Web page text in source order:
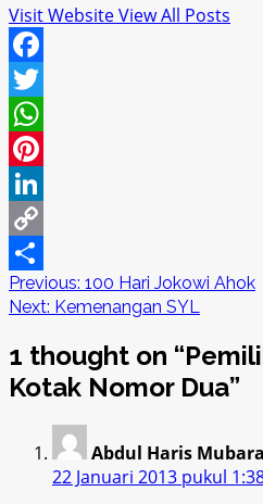
Visit WebsiteView All Posts
Facebook
Twitter
WhatsApp
Pinterest
LinkedIn
Copy
Link
Share
Post
navigation
Previous: 100 Hari Jokowi Ahok
Next: Kemenangan SYL
1 thought on “
Kotak Nomor Dua”
Abdul Haris
22 Januari 2013 pukul